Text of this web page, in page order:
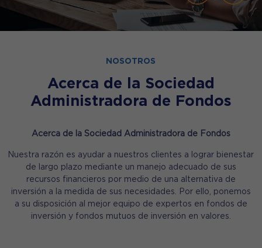
NOSOTROS
Acerca de la Sociedad
Administradora de Fondos
Acerca de la Sociedad Administradora de Fondos
Nuestra razón es ayudar a nuestros clientes a lograr bienestar
de largo plazo mediante un manejo adecuado de sus
recursos financieros por medio de una alternativa de
inversión a la medida de sus necesidades. Por ello, ponemos
a su disposición al mejor equipo de expertos en fondos de
inversión y fondos mutuos de inversión en valores.